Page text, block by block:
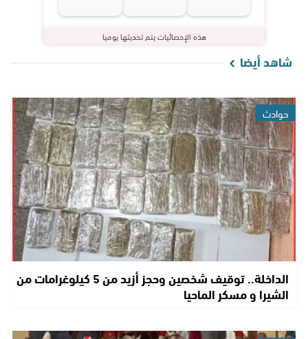
هذه الإحصائيات يتم تحديثها يوميا
شاهد أيضا
حوادث
الداخلة.. توقيف شخصين وحجز أزيد من 5 كيلوغرامات من
الشيرا و مسكر الماحيا